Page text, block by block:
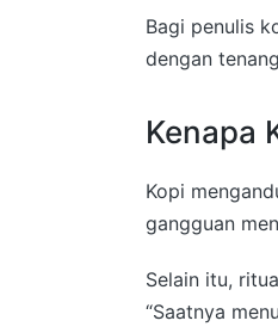
Bagi penulis
dengan
Kenapa
Kopi
gangguan
Selain itu,
“Saatnya